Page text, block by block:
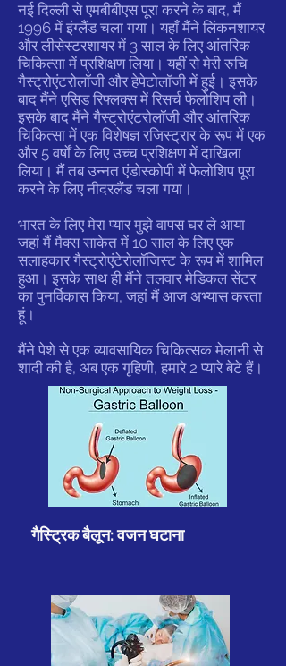
नई दिल्ली से एमबीबीएस पूरा करने के बाद, मैं
1996 में इंग्लैंड चला गया। यहाँ मैंने लिंकनशायर
और लीसेस्टरशायर में 3 साल के लिए आंतरिक
चिकित्सा में प्रशिक्षण लिया। यहीं से मेरी रुचि
गैस्ट्रोएंटरोलॉजी और हेपेटोलॉजी में हुई। इसके
बाद मैंने एसिड रिफ्लक्स में रिसर्च फेलोशिप ली।
इसके बाद मैंने गैस्ट्रोएंटरोलॉजी और आंतरिक
चिकित्सा में एक विशेषज्ञ रजिस्ट्रार के रूप में एक
और 5 वर्षों के लिए उच्च प्रशिक्षण में दाखिला
लिया। मैं तब उन्नत एंडोस्कोपी में फेलोशिप पूरा
करने के लिए नीदरलैंड चला गया।
भारत के लिए मेरा प्यार मुझे वापस घर ले आया
जहां मैं मैक्स साकेत में 10 साल के लिए एक
सलाहकार गैस्ट्रोएंटेरोलॉजिस्ट के रूप में शामिल
हुआ। इसके साथ ही मैंने तलवार मेडिकल सेंटर
का पुनर्विकास किया, जहां मैं आज अभ्यास करता
हूं।
मैंने पेशे से एक व्यावसायिक चिकित्सक मेलानी से
शादी की है, अब एक गृहिणी, हमारे 2 प्यारे बेटे हैं।
गैस्ट्रिक बैलून: वजन घटाना